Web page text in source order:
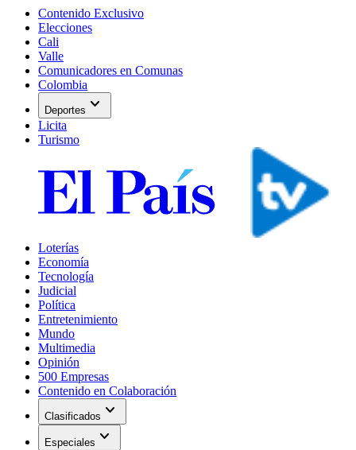
Contenido Exclusivo
Elecciones
Cali
Valle
Comunicadores en Comunas
Colombia
Deportes expand_more
Licita
Turismo
Loterías
Economía
Tecnología
Judicial
Política
Entretenimiento
Mundo
Multimedia
Opinión
500 Empresas
Contenido en Colaboración
Clasificados expand_more
Especiales expand_more